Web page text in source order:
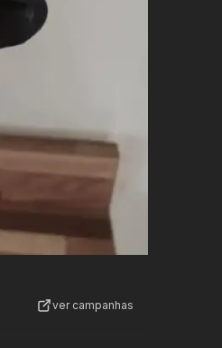
ver campanhas